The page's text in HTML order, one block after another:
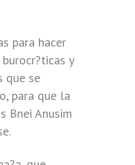
para hacer
y
que se
para que la
Bnei Anusim